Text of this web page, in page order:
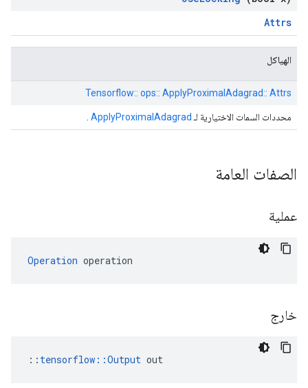
Attrs
الهياكل
Tensorflow:: ops:: ApplyProximalAdagrad:: Attrs
محددات السمات الاختيارية لـ ApplyProximalAdagrad
الصفات العامة
عملية
Operation operation
خارج
:: tensorflow::Output out